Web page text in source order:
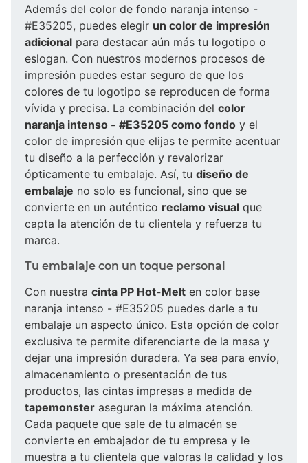
Además del color de fondo naranja intenso -
#E35205, puedes elegir un color de impresión
adicional para destacar aún más tu logotipo o
eslogan. Con nuestros modernos procesos de
impresión puedes estar seguro de que los
colores de tu logotipo se reproducen de forma
vívida y precisa. La combinación del color
naranja intenso - #E35205 como fondo y el
color de impresión que elijas te permite acentuar
tu diseño a la perfección y revalorizar
ópticamente tu embalaje. Así, tu diseño de
embalaje no solo es funcional, sino que se
convierte en un auténtico reclamo visual que
capta la atención de tu clientela y refuerza tu
marca.
Tu embalaje con un toque personal
Con nuestra cinta PP Hot-Melt en color base
naranja intenso - #E35205 puedes darle a tu
embalaje un aspecto único. Esta opción de color
exclusiva te permite diferenciarte de la masa y
dejar una impresión duradera. Ya sea para envío,
almacenamiento o presentación de tus
productos, las cintas impresas a medida de
tapemonster aseguran la máxima atención.
Cada paquete que sale de tu almacén se
convierte en embajador de tu empresa y le
muestra a tu clientela que valoras la calidad y los